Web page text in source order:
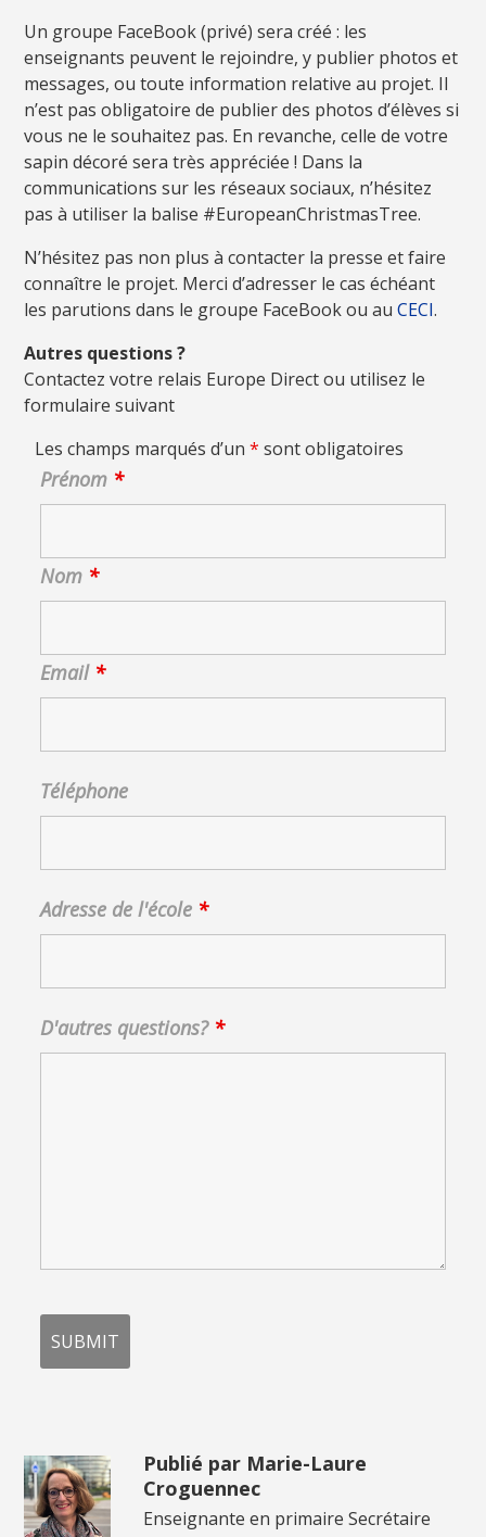
Un groupe FaceBook (privé) sera créé : les
enseignants peuvent le rejoindre, y publier photos et
messages, ou toute information relative au projet. Il
n’est pas obligatoire de publier des photos d’élèves si
vous ne le souhaitez pas. En revanche, celle de votre
sapin décoré sera très appréciée ! Dans la
communications sur les réseaux sociaux, n’hésitez
pas à utiliser la balise #EuropeanChristmasTree.
N’hésitez pas non plus à contacter la presse et faire
connaître le projet. Merci d’adresser le cas échéant
les parutions dans le groupe FaceBook ou auCECI.
Autres questions ?
Contactez votre relais Europe Direct ou utilisez le
formulaire suivant
Les champs marqués d’un* sont obligatoires
Prénom *
Nom *
Email *
Téléphone
Adresse de l'école *
D'autres questions? *
Publié par Marie-Laure
Croguennec
Enseignante en primaire Secrétaire